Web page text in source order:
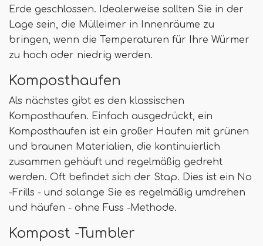
Erde geschlossen. Idealerweise sollten Sie in der
Lage sein, die Mülleimer in Innenräume zu
bringen, wenn die Temperaturen für Ihre Würmer
zu hoch oder niedrig werden.
Komposthaufen
Als nächstes gibt es den klassischen
Komposthaufen. Einfach ausgedrückt, ein
Komposthaufen ist ein großer Haufen mit grünen
und braunen Materialien, die kontinuierlich
zusammen gehäuft und regelmäßig gedreht
werden. Oft befindet sich der Stap. Dies ist ein No
-Frills - und solange Sie es regelmäßig umdrehen
und häufen - ohne Fuss -Methode.
Kompost -Tumbler